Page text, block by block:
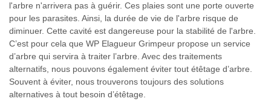
l'arbre n'arrivera pas à guérir. Ces plaies sont une porte ouverte
pour les parasites. Ainsi, la durée de vie de l'arbre risque de
diminuer. Cette cavité est dangereuse pour la stabilité de l'arbre.
C’est pour cela que WP Elagueur Grimpeur propose un service
d’arbre qui servira à traiter l’arbre. Avec des traitements
alternatifs, nous pouvons également éviter tout étêtage d’arbre.
Souvent à éviter, nous trouverons toujours des solutions
alternatives à tout besoin d’étêtage.